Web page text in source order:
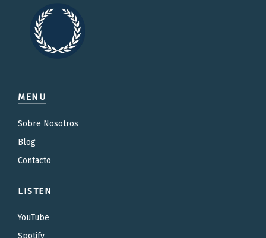
MENU
Sobre Nosotros
Blog
Contacto
LISTEN
YouTube
Spotify